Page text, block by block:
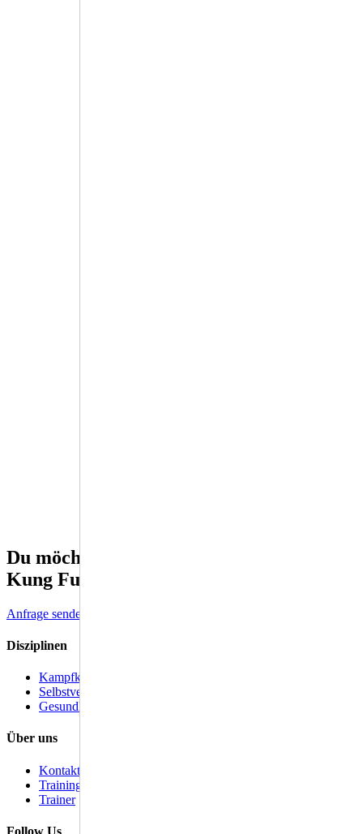
Du möchtest noch mehr über Shaolin
Kung Fu erfahren?
Anfrage senden
Disziplinen
Kampfkunst
Selbstverteidigung
Gesundheit
Über uns
Kontakt
Trainings
Trainer
Follow Us